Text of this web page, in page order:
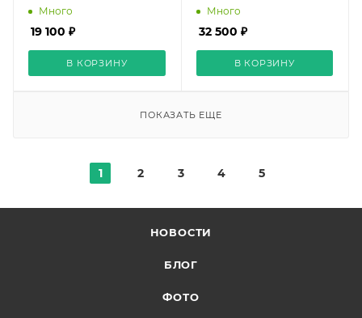
Много
19 100 ₽
В КОРЗИНУ
Много
32 500 ₽
В КОРЗИНУ
ПОКАЗАТЬ ЕЩЕ
1 2 3 4 5
НОВОСТИ
БЛОГ
ФОТО